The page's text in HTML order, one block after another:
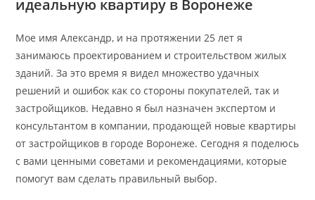
идеальную квартиру в Воронеже
Мое имя Александр, и на протяжении 25 лет я
занимаюсь проектированием и строительством жилых
зданий. За это время я видел множество удачных
решений и ошибок как со стороны покупателей, так и
застройщиков. Недавно я был назначен экспертом и
консультантом в компании, продающей новые квартиры
от застройщиков в городе Воронеже. Сегодня я поделюсь
с вами ценными советами и рекомендациями, которые
помогут вам сделать правильный выбор.